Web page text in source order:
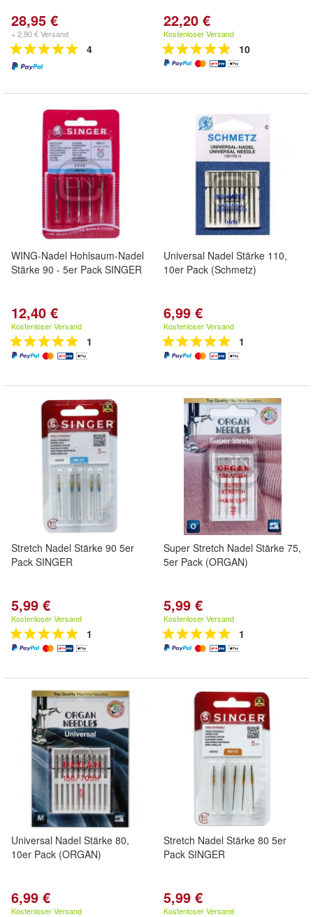
28,95 €
+ 2,90 € Versand
4
22,20 €
Kostenloser Versand
10
WING-Nadel Hohlsaum-Nadel
Stärke 90 - 5er Pack SINGER
12,40 €
Kostenloser Versand
1
Universal Nadel Stärke 110,
10er Pack (Schmetz)
6,99 €
Kostenloser Versand
1
Stretch Nadel Stärke 90 5er
Pack SINGER
5,99 €
Kostenloser Versand
1
Super Stretch Nadel Stärke 75,
5er Pack (ORGAN)
5,99 €
Kostenloser Versand
1
Universal Nadel Stärke 80,
10er Pack (ORGAN)
6,99 €
Kostenloser Versand
Stretch Nadel Stärke 80 5er
Pack SINGER
5,99 €
Kostenloser Versand